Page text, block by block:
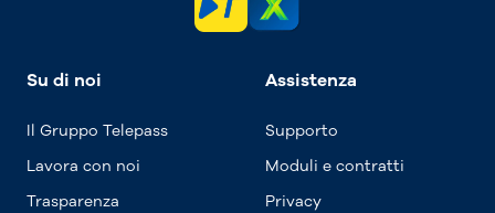
Su di noi
Il Gruppo Telepass
Lavora con noi
Trasparenza
Assistenza
Supporto
Moduli e contratti
Privacy